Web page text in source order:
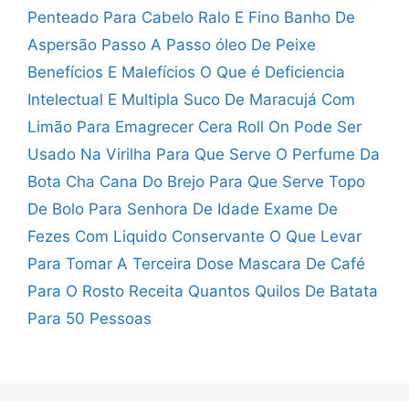
Penteado Para Cabelo Ralo E Fino Banho De
Aspersão Passo A Passo óleo De Peixe
Benefícios E Malefícios O Que é Deficiencia
Intelectual E Multipla Suco De Maracujá Com
Limão Para Emagrecer Cera Roll On Pode Ser
Usado Na Virilha Para Que Serve O Perfume Da
Bota Cha Cana Do Brejo Para Que Serve Topo
De Bolo Para Senhora De Idade Exame De
Fezes Com Liquido Conservante O Que Levar
Para Tomar A Terceira Dose Mascara De Café
Para O Rosto Receita Quantos Quilos De Batata
Para 50 Pessoas